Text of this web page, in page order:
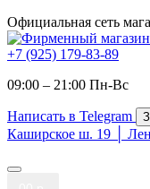
Официальная сеть
+7 (925) 179-83-89
09:00 – 21:00 Пн-Вc
Написать в Telegram
Каширское ш. 19 │